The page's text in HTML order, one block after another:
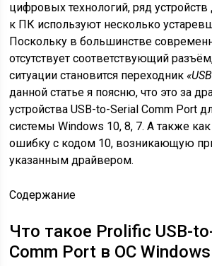
цифровых технологий, ряд
к ПК используют несколько
Поскольку в большинстве
отсутствует соответствующий
ситуации становится переходник
данной статье я поясню, что это за
устройства USB-to-Serial Comm Port
системы Windows 10, 8, 7. А также
ошибку с кодом 10, возникающую
указанным драйвером.
Содержание
Что такое Prolific USB-
Comm Port в ОС